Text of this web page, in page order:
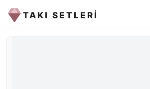
TAKI SETLERİ